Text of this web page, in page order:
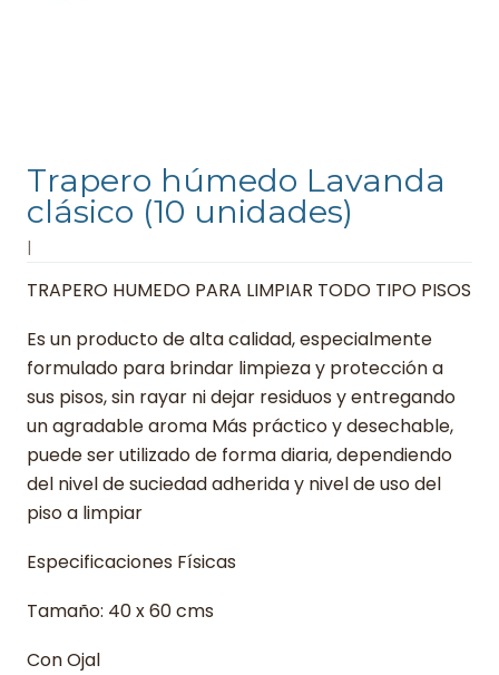
Trapero húmedo Lavanda
clásico (10 unidades)
|
TRAPERO HUMEDO PARA LIMPIAR TODO TIPO PISOS
Es un producto de alta calidad, especialmente
formulado para brindar limpieza y protección a
sus pisos, sin rayar ni dejar residuos y entregando
un agradable aroma Más práctico y desechable,
puede ser utilizado de forma diaria, dependiendo
del nivel de suciedad adherida y nivel de uso del
piso a limpiar
Especificaciones Físicas
Tamaño: 40 x 60 cms
Con Ojal